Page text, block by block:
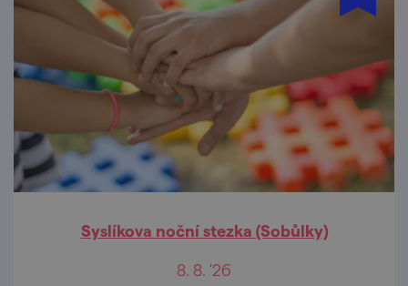
Syslíkova noční stezka (Sobůlky)
8. 8. '26